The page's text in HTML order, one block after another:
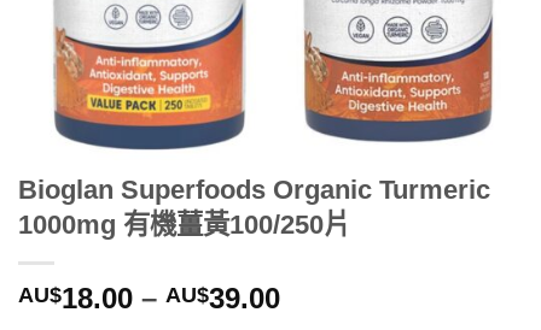
Bioglan Superfoods Organic Turmeric
1000mg 有機薑黃100/250片
AU$18.00 – AU$39.00